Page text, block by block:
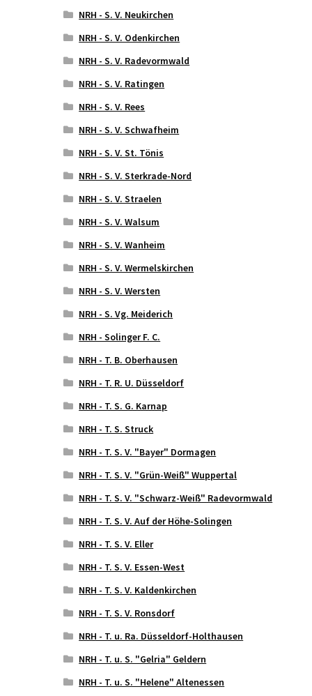
NRH - S. V. Neukirchen
NRH - S. V. Odenkirchen
NRH - S. V. Radevormwald
NRH - S. V. Ratingen
NRH - S. V. Rees
NRH - S. V. Schwafheim
NRH - S. V. St. Tönis
NRH - S. V. Sterkrade-Nord
NRH - S. V. Straelen
NRH - S. V. Walsum
NRH - S. V. Wanheim
NRH - S. V. Wermelskirchen
NRH - S. V. Wersten
NRH - S. Vg. Meiderich
NRH - Solinger F. C.
NRH - T. B. Oberhausen
NRH - T. R. U. Düsseldorf
NRH - T. S. G. Karnap
NRH - T. S. Struck
NRH - T. S. V. "Bayer" Dormagen
NRH - T. S. V. "Grün-Weiß" Wuppertal
NRH - T. S. V. "Schwarz-Weiß" Radevormwald
NRH - T. S. V. Auf der Höhe-Solingen
NRH - T. S. V. Eller
NRH - T. S. V. Essen-West
NRH - T. S. V. Kaldenkirchen
NRH - T. S. V. Ronsdorf
NRH - T. u. Ra. Düsseldorf-Holthausen
NRH - T. u. S. "Gelria" Geldern
NRH - T. u. S. "Helene" Altenessen